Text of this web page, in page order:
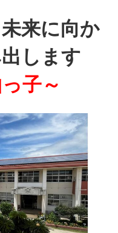
来に向か
します
っ子～